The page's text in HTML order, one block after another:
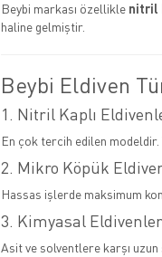
Beybi markası özellikle nitril
haline gelmiştir.
Beybi Eldiven
1. Nitril Kaplı
En çok tercih edilen modeldir.
2. Mikro Köpük
Hassas işlerde maksimum
3. Kimyasal Eldivenler
Asit ve solventlere karşı